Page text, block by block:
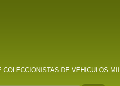
COLECCIONISTAS DE VEHICULOS